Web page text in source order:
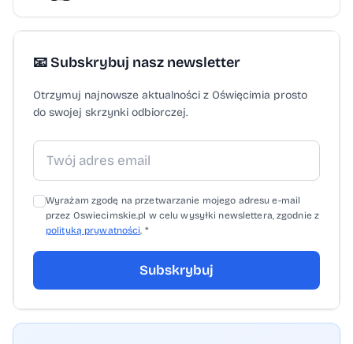
📧 Subskrybuj nasz newsletter
Otrzymuj najnowsze aktualności z Oświęcimia prosto
do swojej skrzynki odbiorczej.
Wyrażam zgodę na przetwarzanie mojego adresu e-mail
przez Oswiecimskie.pl w celu wysyłki newslettera, zgodnie z
polityką prywatności. *
Subskrybuj